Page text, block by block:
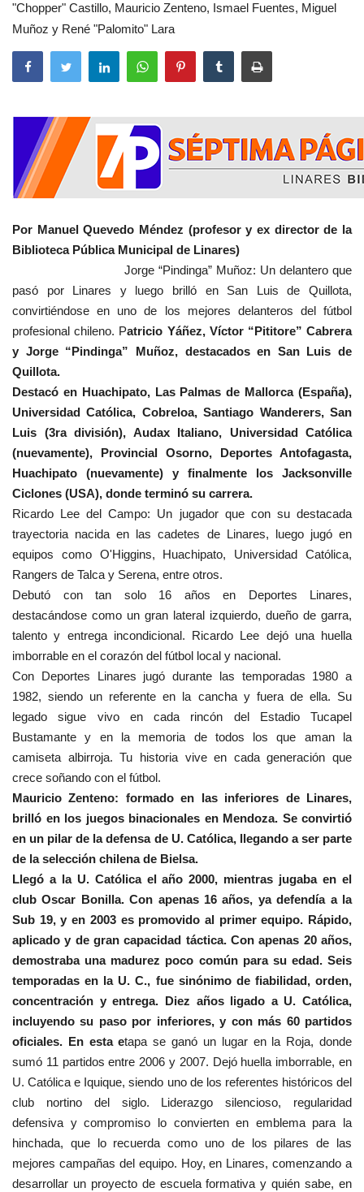
"Chopper" Castillo, Mauricio Zenteno, Ismael Fuentes, Miguel
Muñoz y René "Palomito" Lara
Por Manuel Quevedo Méndez (profesor y ex director de la
Biblioteca Pública Municipal de Linares)
Jorge “Pindinga” Muñoz: Un delantero que
pasó por Linares y luego brilló en San Luis de Quillota,
convirtiéndose en uno de los mejores delanteros del fútbol
profesional chileno. Patricio Yáñez, Víctor “Pititore” Cabrera
y Jorge “Pindinga” Muñoz, destacados en San Luis de
Quillota.
Destacó en Huachipato, Las Palmas de Mallorca (España),
Universidad Católica, Cobreloa, Santiago Wanderers, San
Luis (3ra división), Audax Italiano, Universidad Católica
(nuevamente), Provincial Osorno, Deportes Antofagasta,
Huachipato (nuevamente) y finalmente los Jacksonville
Ciclones (USA), donde terminó su carrera.
Ricardo Lee del Campo: Un jugador que con su destacada
trayectoria nacida en las cadetes de Linares, luego jugó en
equipos como O'Higgins, Huachipato, Universidad Católica,
Rangers de Talca y Serena, entre otros.
Debutó con tan solo 16 años en Deportes Linares,
destacándose como un gran lateral izquierdo, dueño de garra,
talento y entrega incondicional. Ricardo Lee dejó una huella
imborrable en el corazón del fútbol local y nacional.
Con Deportes Linares jugó durante las temporadas 1980 a
1982, siendo un referente en la cancha y fuera de ella. Su
legado sigue vivo en cada rincón del Estadio Tucapel
Bustamante y en la memoria de todos los que aman la
camiseta albirroja. Tu historia vive en cada generación que
crece soñando con el fútbol.
Mauricio Zenteno: formado en las inferiores de Linares,
brilló en los juegos binacionales en Mendoza. Se convirtió
en un pilar de la defensa de U. Católica, llegando a ser parte
de la selección chilena de Bielsa.
Llegó a la U. Católica el año 2000, mientras jugaba en el
club Oscar Bonilla. Con apenas 16 años, ya defendía a la
Sub 19, y en 2003 es promovido al primer equipo. Rápido,
aplicado y de gran capacidad táctica. Con apenas 20 años,
demostraba una madurez poco común para su edad. Seis
temporadas en la U. C., fue sinónimo de fiabilidad, orden,
concentración y entrega. Diez años ligado a U. Católica,
incluyendo su paso por inferiores, y con más 60 partidos
oficiales. En esta etapa se ganó un lugar en la Roja, donde
sumó 11 partidos entre 2006 y 2007. Dejó huella imborrable, en
U. Católica e Iquique, siendo uno de los referentes históricos del
club nortino del siglo. Liderazgo silencioso, regularidad
defensiva y compromiso lo convierten en emblema para la
hinchada, que lo recuerda como uno de los pilares de las
mejores campañas del equipo. Hoy, en Linares, comenzando a
desarrollar un proyecto de escuela formativa y quién sabe, en